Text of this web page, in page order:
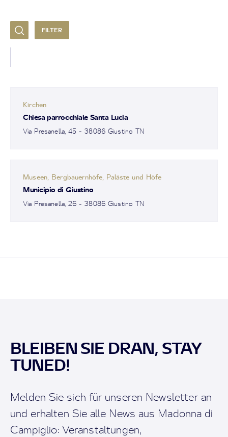
FILTER
Kirchen
Chiesa parrocchiale Santa Lucia
Via Presanella, 45 - 38086 Giustino TN
Museen, Bergbauernhöfe, Paläste und Höfe
Municipio di Giustino
Via Presanella, 26 - 38086 Giustino TN
BLEIBEN SIE DRAN, STAY
TUNED!
Melden Sie sich für unseren Newsletter an
und erhalten Sie alle News aus Madonna di
Campiglio: Veranstaltungen,